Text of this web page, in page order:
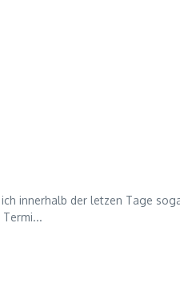
innerhalb der letzen Tage